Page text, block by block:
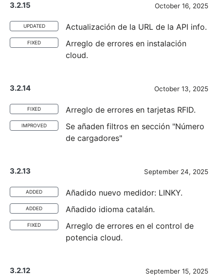
3.2.15 October 16, 2025
UPDATED Actualización de la URL de la API info.
FIXED
Arreglo de errores en instalación
cloud.
3.2.14 October 13, 2025
FIXED Arreglo de errores en tarjetas RFID.
IMPROVED
Se añaden filtros en sección "Número
de cargadores"
3.2.13 September 24, 2025
ADDED Añadido nuevo medidor: LINKY.
ADDED Añadido idioma catalán.
FIXED
Arreglo de errores en el control de
potencia cloud.
3.2.12 September 15, 2025